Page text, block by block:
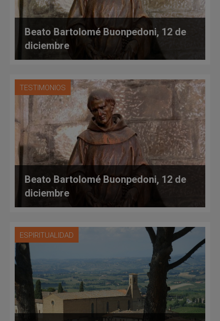
Beato Bartolomé Buonpedoni, 12 de
diciembre
TESTIMONIOS
Beato Bartolomé Buonpedoni, 12 de
diciembre
ESPIRITUALIDAD